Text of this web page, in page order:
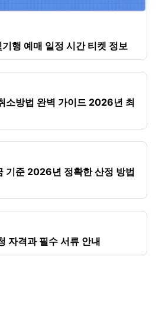
행 예매 일정 시간 티켓 정보
소방법 완벽 가이드 2026년 최
기준 2026년 정확한 산정 방법
자격과 필수 서류 안내